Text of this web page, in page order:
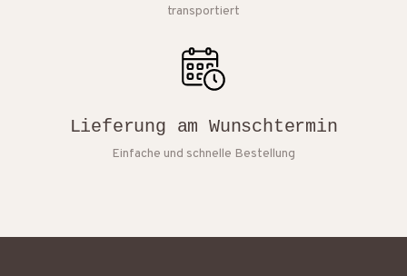
transportiert
Lieferung am Wunschtermin
Einfache und schnelle Bestellung